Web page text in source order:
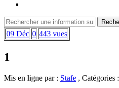
09 Déc 0 443 vues
1
Mis en ligne par : Stafe , Catégories :